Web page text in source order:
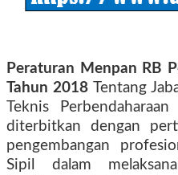
Peraturan Menpan RB
Tahun 2018Tentang
Teknis
diterbitkan dengan
pengembangan
Sipil dalam